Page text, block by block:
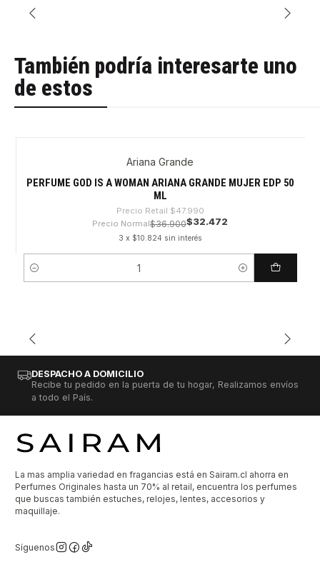
También podría interesarte uno
de estos
Ariana Grande
PERFUME GOD IS A WOMAN ARIANA GRANDE MUJER EDP 50
ML
Precio Retail $47.990
Precio Normal$36.900$32.472
3 x $10.824 sin interés
Cantidad
DESPACHO A DOMICILIO
Recibe tu pedido en la puerta de tu hogar, Realizamos envíos
a todo el País.
La mas amplia variedad en fragancias está en Sairam.cl ahorra en
Perfumes Originales hasta un 70% al retail, encuentra los perfumes
que buscas también estuches, relojes, lentes, accesorios y
maquillaje.
Síguenos